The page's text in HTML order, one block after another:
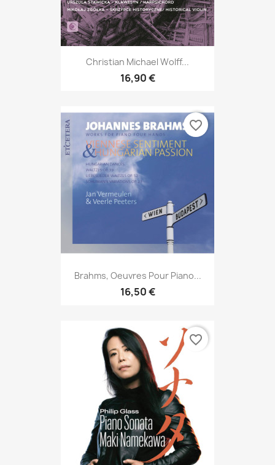
Christian Michael Wolff...
16,90 €
Brahms, Oeuvres Pour Piano...
16,50 €
favorite_border
favorite_border